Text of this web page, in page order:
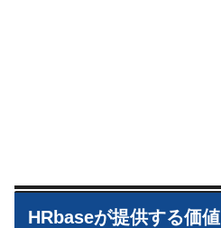
HRbaseが提供する価値